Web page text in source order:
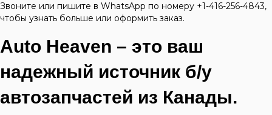
Звоните или пишите в WhatsApp по номеру +1-416-256-4843,
чтобы узнать больше или оформить заказ.
Auto Heaven – это ваш
надежный источник б/у
автозапчастей из Канады.